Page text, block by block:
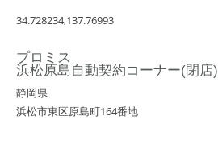
34.728234,137.76993
プロミス
浜松原島自動契約コーナー(閉店)
静岡県
浜松市東区原島町164番地